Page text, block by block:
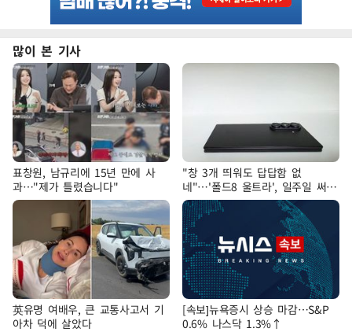
많이 본 기사
표창원, 남규리에 15년 만에 사
과…"제가 틀렸습니다"
"창 3개 띄워도 답답함 없
네"…'폴드8 울트라', 일주일 써보
니
英유명 여배우, 큰 교통사고서 기
아차 덕에 살았다
[속보]뉴욕증시 상승 마감…S&P
0.6% 나스닥 1.3%↑